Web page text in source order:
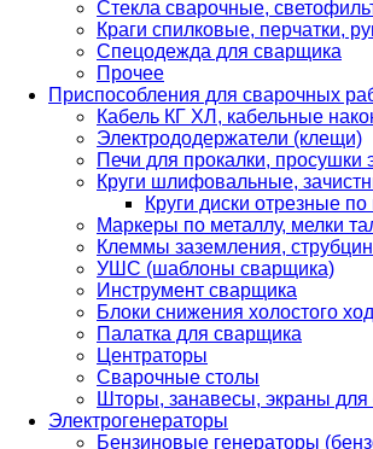
Стекла сварочные,
Краги спилковые, перчатки,
Спецодежда для сварщика
Прочее
Приспособления для сварочных
Кабель КГ ХЛ, кабельные
Электрододержатели (клещи)
Печи для прокалки, просушки
Круги шлифовальные,
Круги диски отрезные
Маркеры по металлу, мелки
Клеммы заземления,
УШС (шаблоны сварщика)
Инструмент сварщика
Блоки снижения холостого
Палатка для сварщика
Центраторы
Сварочные столы
Шторы, занавесы, экраны для
Электрогенераторы
Бензиновые генераторы